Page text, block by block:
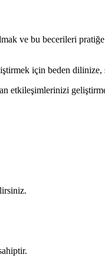
ve bu becerileri
için beden
etkileşimlerinizi geliştirme